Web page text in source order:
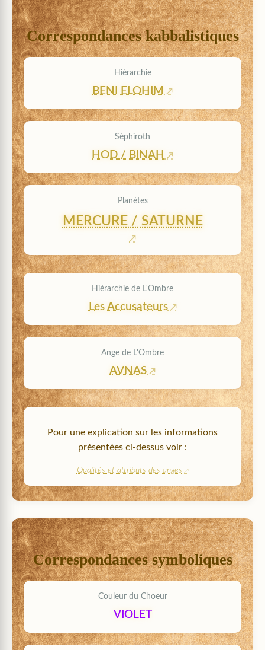
Correspondances kabbalistiques
Hiérarchie
BENI ELOHIM
Séphiroth
HOD / BINAH
Planètes
MERCURE / SATURNE
Hiérarchie de L'Ombre
Les Accusateurs
Ange de L'Ombre
AVNAS
Pour une explication sur les informations
présentées ci-dessus voir :
Qualités et attributs des anges
Correspondances symboliques
Couleur du Choeur
VIOLET